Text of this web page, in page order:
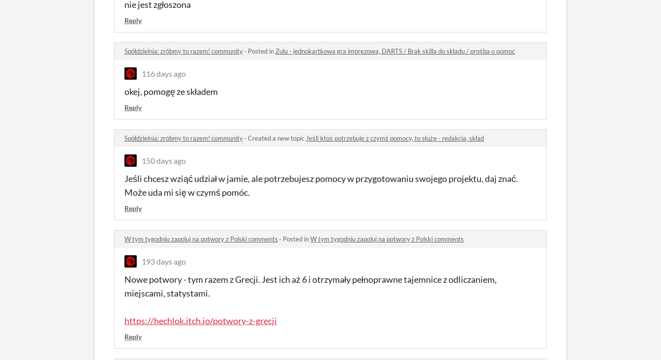
nie jest zgłoszona
Reply
Spółdzielnia: zróbmy to razem! community · Posted inZulu - jednokartkowa gra imprezowa, DARTS / Brak skilla do składu / prośba o pomoc
116 days ago
okej, pomogę ze składem
Reply
Spółdzielnia: zróbmy to razem! community · Created a new topic Jeśli ktoś potrzebuje z czymś pomocy, to służę - redakcja, skład
150 days ago
Jeśli chcesz wziąć udział w jamie, ale potrzebujesz pomocy w przygotowaniu swojego projektu, daj znać.
Może uda mi się w czymś pomóc.
Reply
W tym tygodniu zapoluj na potwory z Polski comments · Posted inW tym tygodniu zapoluj na potwory z Polski comments
193 days ago
Nowe potwory - tym razem z Grecji. Jest ich aż 6 i otrzymały pełnoprawne tajemnice z odliczaniem,
miejscami, statystami.
https://hechlok.itch.io/potwory-z-grecji
Reply